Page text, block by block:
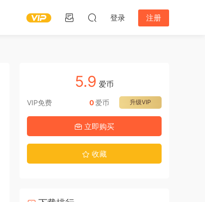
登录 注册
5.9 爱币
VIP免费 升级VIP
0 爱币
立即购买
收藏